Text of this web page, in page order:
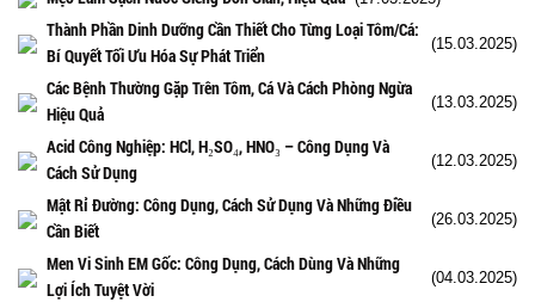
Thành Phần Dinh Dưỡng Cần Thiết Cho Từng Loại Tôm/Cá:
Bí Quyết Tối Ưu Hóa Sự Phát Triển
(15.03.2025)
Các Bệnh Thường Gặp Trên Tôm, Cá Và Cách Phòng Ngừa
Hiệu Quả
(13.03.2025)
Acid Công Nghiệp: HCl, H₂SO₄, HNO₃ – Công Dụng Và
Cách Sử Dụng
(12.03.2025)
Mật Rỉ Đường: Công Dụng, Cách Sử Dụng Và Những Điều
Cần Biết
(26.03.2025)
Men Vi Sinh EM Gốc: Công Dụng, Cách Dùng Và Những
Lợi Ích Tuyệt Vời
(04.03.2025)